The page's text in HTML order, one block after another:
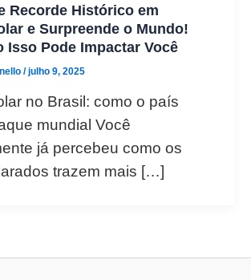
Recorde Histórico em
e Surpreende o Mundo!
Isso Pode Impactar Você
/julho 9, 2025
no Brasil: como o país
mundial Você
já percebeu como os
trazem mais […]